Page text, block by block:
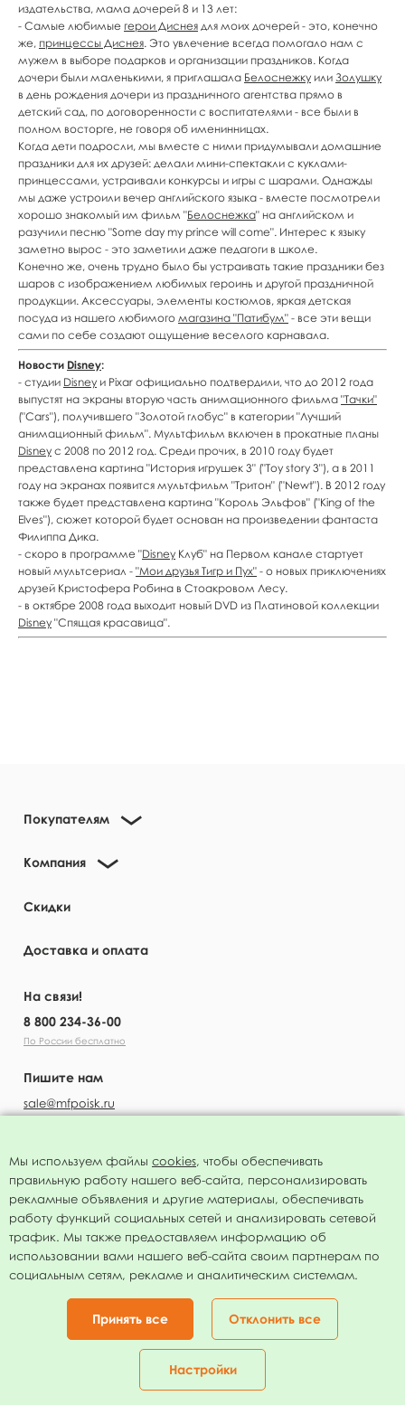
Корзина
издательства, мама дочерей 8 и 13 лет:
- Самые любимые герои Диснея для моих дочерей - это, конечно
же, принцессы Диснея. Это увлечение всегда помогало нам с
мужем в выборе подарков и организации праздников. Когда
дочери были маленькими, я приглашала Белоснежку или Золушку
в день рождения дочери из праздничного агентства прямо в
детский сад, по договоренности с воспитателями - все были в
полном восторге, не говоря об именинницах.
Когда дети подросли, мы вместе с ними придумывали домашние
праздники для их друзей: делали мини-спектакли с куклами-
принцессами, устраивали конкурсы и игры с шарами. Однажды
мы даже устроили вечер английского языка - вместе посмотрели
хорошо знакомый им фильм "Белоснежка" на английском и
разучили песню "Some day my prince will come". Интерес к языку
заметно вырос - это заметили даже педагоги в школе.
Конечно же, очень трудно было бы устраивать такие праздники без
шаров с изображением любимых героинь и другой праздничной
продукции. Аксессуары, элементы костюмов, яркая детская
посуда из нашего любимого магазина "Патибум" - все эти вещи
сами по себе создают ощущение веселого карнавала.
Новости Disney:
- студии Disney и Pixar официально подтвердили, что до 2012 года
выпустят на экраны вторую часть анимационного фильма "Тачки"
("Cars"), получившего "Золотой глобус" в категории "Лучший
анимационный фильм". Мультфильм включен в прокатные планы
Disney с 2008 по 2012 год. Среди прочих, в 2010 году будет
представлена картина "История игрушек 3" ("Toy story 3"), а в 2011
году на экранах появится мультфильм "Тритон" ("Newt"). В 2012 году
также будет представлена картина "Король Эльфов" ("King of the
Elves"), сюжет которой будет основан на произведении фантаста
Филиппа Дика.
- скоро в программе "Disney Клуб" на Первом канале стартует
новый мультсериал - "Мои друзья Тигр и Пух" - о новых приключениях
друзей Кристофера Робина в Стоакровом Лесу.
- в октябре 2008 года выходит новый DVD из Платиновой коллекции
Disney "Спящая красавица".
Покупателям
Компания
Скидки
Доставка и оплата
На связи!
8 800 234-36-00
По России бесплатно
Пишите нам
sale@mfpoisk.ru
УЗНАВАЙТЕ ПЕРВЫМИ О НОВОСТЯХ
Нажимая на кнопку я соглашаюсь с
политикой конфиденциальности
Присоединяйтесь!
Мы используем файлы cookies, чтобы обеспечивать
правильную работу нашего веб-сайта, персонализировать
рекламные объявления и другие материалы, обеспечивать
работу функций социальных сетей и анализировать сетевой
трафик. Мы также предоставляем информацию об
использовании вами нашего веб-сайта своим партнерам по
социальным сетям, рекламе и аналитическим системам.
Принять все Отклонить все
Настройки